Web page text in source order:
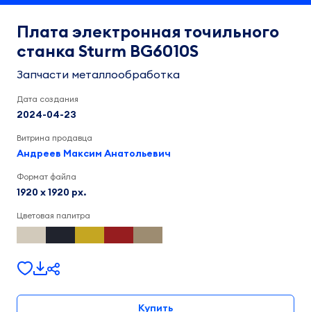
Плата электронная точильного
станка Sturm BG6010S
Запчасти металлообработка
Дата создания
2024-04-23
Витрина продавца
Андреев Максим Анатольевич
Формат файла
1920 x 1920 px.
Цветовая палитра
Купить